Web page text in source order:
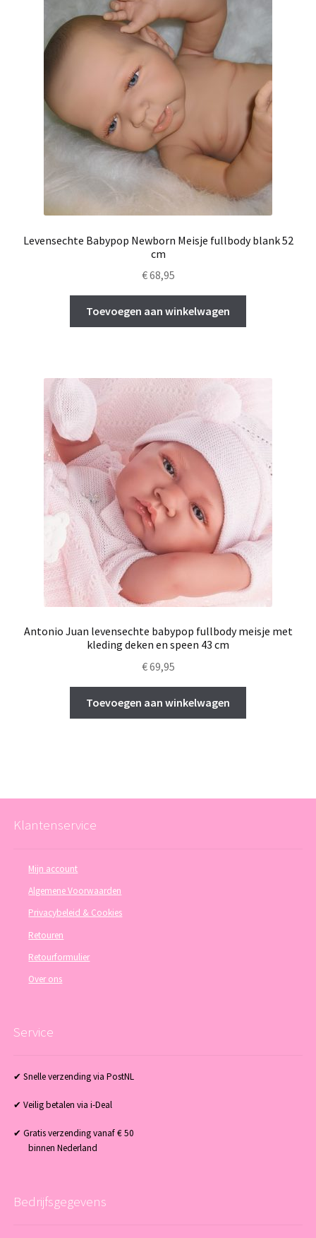
Levensechte Babypop Newborn Meisje fullbody blank 52
cm
€68,95
Toevoegen aan winkelwagen
Antonio Juan levensechte babypop fullbody meisje met
kleding deken en speen 43 cm
€69,95
Toevoegen aan winkelwagen
Klantenservice
Mijn account
Algemene Voorwaarden
Privacybeleid & Cookies
Retouren
Retourformulier
Over ons
Service
✔ Snelle verzending via PostNL
✔ Veilig betalen via i-Deal
✔ Gratis verzending vanaf € 50
binnen Nederland
Bedrijfsgegevens